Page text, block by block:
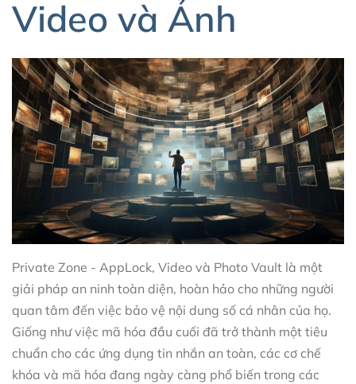
Video và Ảnh
Private Zone - AppLock, Video và Photo Vault là một
giải pháp an ninh toàn diện, hoàn hảo cho những người
quan tâm đến việc bảo vệ nội dung số cá nhân của họ.
Giống như việc mã hóa đầu cuối đã trở thành một tiêu
chuẩn cho các ứng dụng tin nhắn an toàn, các cơ chế
khóa và mã hóa đang ngày càng phổ biến trong các